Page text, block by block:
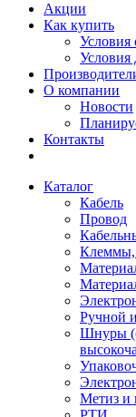
Акции
Как купить
Условия
Условия
О компании
Новости
Контакты
Каталог
Кабель
Провод
Клеммы,
Ручной
Шнуры
Метиз и